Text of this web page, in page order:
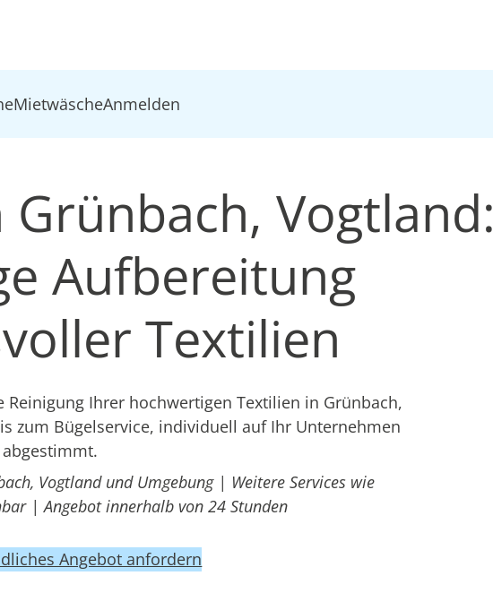
MietwäscheAnmelden
Vogtland:
Aufbereitung
Textilien
Ihrer hochwertigen Textilien in Grünbach,
zum Bügelservice, individuell auf Ihr Unternehmen
abgestimmt.
Vogtland und Umgebung | Weitere Services wie
| Angebot innerhalb von 24 Stunden
Angebot anfordern